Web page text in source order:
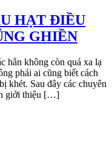
HẠT ĐIỀU
GHIỀN
hẳn không còn quá xa lạ
phải ai cũng biết cách
khét. Sau đây các chuyên
giới thiệu […]